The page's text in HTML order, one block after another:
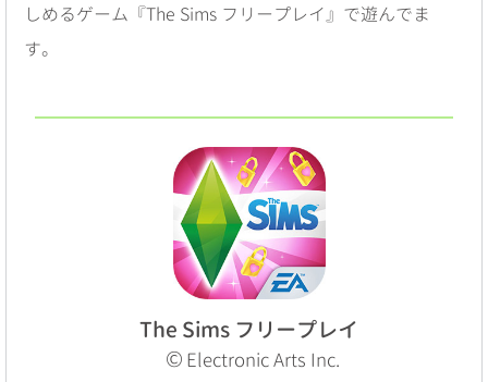
しめるゲーム『The Sims フリープレイ』で遊んでま
す。
The Sims フリープレイ
© Electronic Arts Inc.